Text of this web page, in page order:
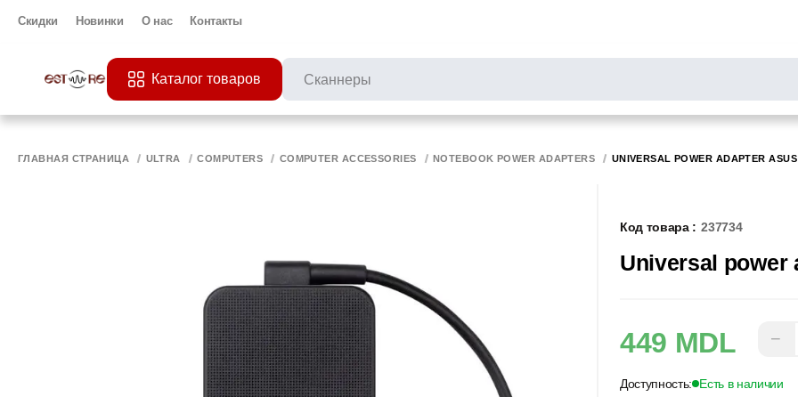
Скидки Новинки О нас Контакты
Каталог товаров
ГЛАВНАЯ СТРАНИЦА ULTRA COMPUTERS COMPUTER ACCESSORIES NOTEBOOK POWER ADAPTERS UNIVERSAL POWER ADAPTER
Код товара : 237734
Universal power
449 MDL −
Доступность: Есть в наличии